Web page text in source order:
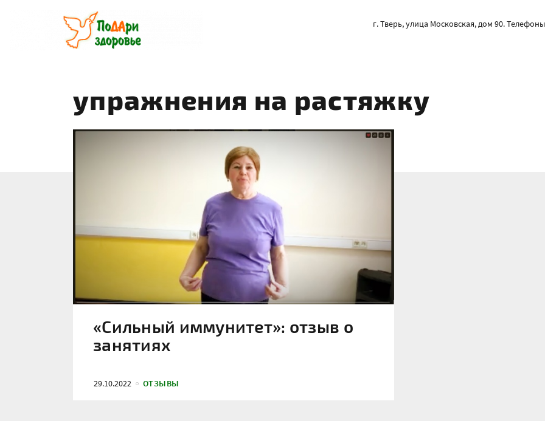
г. Тверь, улица Московская, дом 90.
упражнения на растяжку
«Сильный иммунитет»: отзыв о
занятиях
29.10.2022 ОТЗЫВЫ